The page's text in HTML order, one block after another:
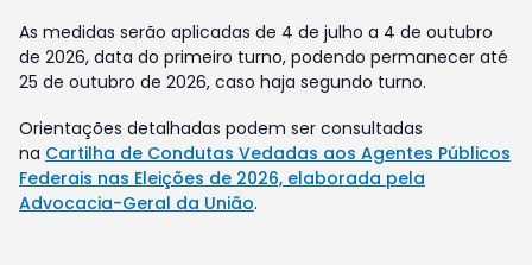
As medidas serão aplicadas de 4 de julho a 4 de outubro
de 2026, data do primeiro turno, podendo permanecer até
25 de outubro de 2026, caso haja segundo turno.
Orientações detalhadas podem ser consultadas
na Cartilha de Condutas Vedadas aos Agentes Públicos
Federais nas Eleições de 2026, elaborada pela
Advocacia-Geral da União.